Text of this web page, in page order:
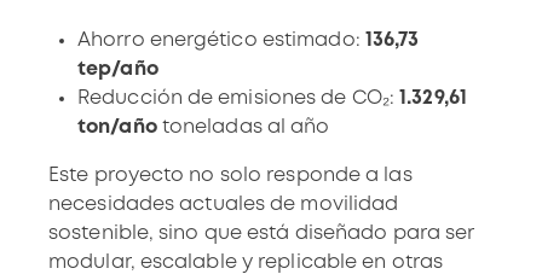
Ahorro energético estimado:
136,73
tep/año
Reducción de emisiones de CO₂:
1.329,61
ton/añotoneladas al año
Este proyecto no solo responde a las
necesidades actuales de movilidad
sostenible, sino que está diseñado para ser
modular, escalable y replicable en otras